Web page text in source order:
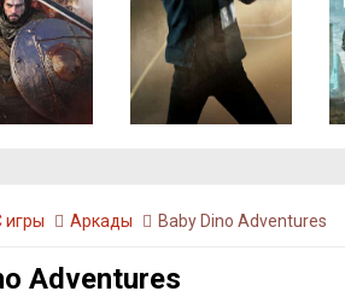
игры Аркады Baby Dino Adventures
Adventures